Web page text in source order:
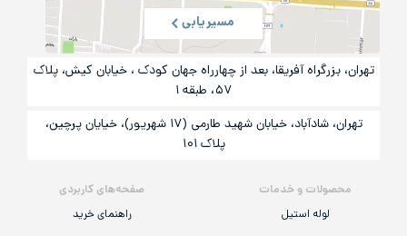
محصولات و خدمات
لوله استیل
صفحه‌های کاربردی
راهنمای خرید
مسیریابی
تهران، بزرگراه آفریقا، بعد از چهارراه جهان کودک ، خیابان کیش، پلاک
۵۷، طبقه ۱
تهران، شادآباد، خیابان شهید طارمی (۱۷ شهریور)، خیایان پرچین،
پلاک ۱۰۱